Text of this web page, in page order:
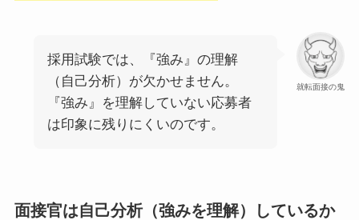
就転面接の鬼
採用試験では、『強み』の理解
（自己分析）が欠かせません。
『強み』を理解していない応募者
は印象に残りにくいのです。
面接官は自己分析（強みを理解）しているか